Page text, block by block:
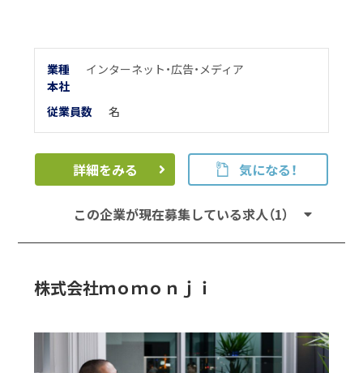
業種
インターネット・広告・メディア
本社
従業員数
名
詳細をみる 気になる！
この企業が現在募集している求人（1）
株式会社ｍｏｍｏｎｊｉ